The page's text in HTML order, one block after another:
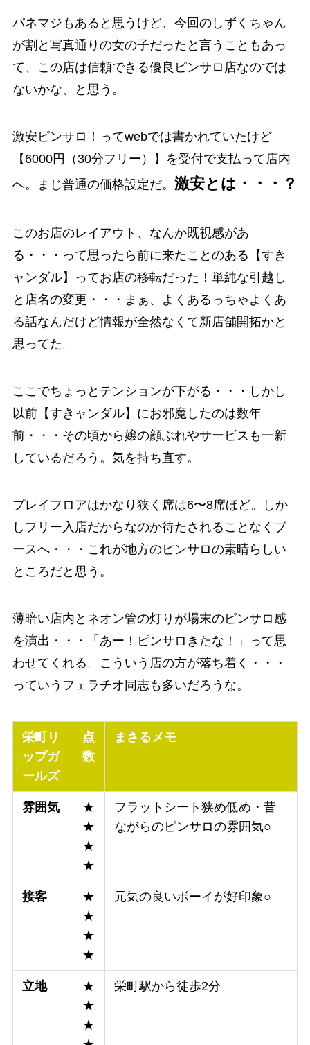
パネマジもあると思うけど、今回のしずくちゃん
が割と写真通りの女の子だったと言うこともあっ
て、この店は信頼できる優良ピンサロ店なのでは
ないかな、と思う。
激安ピンサロ！ってwebでは書かれていたけど
【6000円（30分フリー）】を受付で支払って店内
へ。まじ普通の価格設定だ。 激安とは・・・？
このお店のレイアウト、なんか既視感があ
る・・・って思ったら前に来たことのある【すき
ャンダル】ってお店の移転だった！単純な引越し
と店名の変更・・・まぁ、よくあるっちゃよくあ
る話なんだけど情報が全然なくて新店舗開拓かと
思ってた。
ここでちょっとテンションが下がる・・・しかし
以前【すきャンダル】にお邪魔したのは数年
前・・・その頃から嬢の顔ぶれやサービスも一新
しているだろう。気を持ち直す。
プレイフロアはかなり狭く席は6〜8席ほど。しか
しフリー入店だからなのか待たされることなくブ
ースへ・・・これが地方のピンサロの素晴らしい
ところだと思う。
薄暗い店内とネオン管の灯りが場末のピンサロ感
を演出・・・「あー！ピンサロきたな！」って思
わせてくれる。こういう店の方が落ち着く・・・
っていうフェラチオ同志も多いだろうな。
栄町リ
ップガ
ールズ
点
数
まさるメモ
雰囲気
★
★
★
★
フラットシート狭め低め・昔
ながらのピンサロの雰囲気○
接客
★
★
★
★
元気の良いボーイが好印象○
立地
★
★
★
栄町駅から徒歩2分